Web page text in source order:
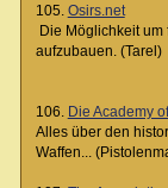
105. Osirs.net
Die Möglichkeit
aufzubauen. (Tarel)
106. Die Academy
Alles über den
Waffen...